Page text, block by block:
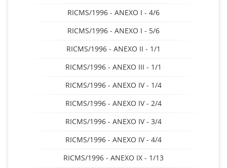
RICMS/1996 - ANEXO I - 4/6
RICMS/1996 - ANEXO I - 5/6
RICMS/1996 - ANEXO II - 1/1
RICMS/1996 - ANEXO III - 1/1
RICMS/1996 - ANEXO IV - 1/4
RICMS/1996 - ANEXO IV - 2/4
RICMS/1996 - ANEXO IV - 3/4
RICMS/1996 - ANEXO IV - 4/4
RICMS/1996 - ANEXO IX - 1/13